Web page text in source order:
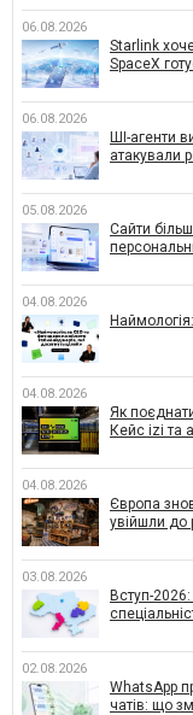
06.08.2026
Starlink
SpaceX
06.08.2026
ШІ-агенти
атакували
05.08.2026
Сайти
04.08.2026
04.08.2026
Як
Кейс izi та
04.08.2026
Європа
увійшли до
03.08.2026
Вступ-
02.08.2026
WhatsApp
чатів: що